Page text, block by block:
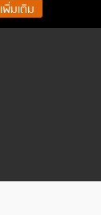
เพิ่มเติม